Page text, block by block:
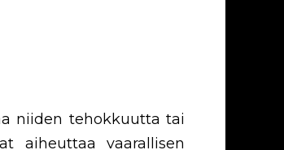
niiden tehokkuutta tai
aiheuttaa vaarallisen